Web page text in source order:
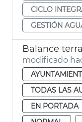
CICLO
GESTIÓN
Balance
modificado
TODAS LAS
EN PORTADA